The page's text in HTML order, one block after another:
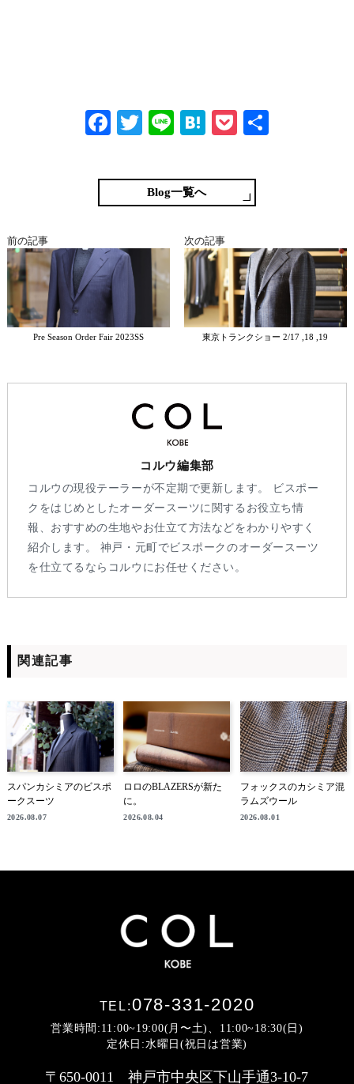
Fa
bo
ok
T
tte
r
Li
H
en
a
P
ke
t
Blog一覧へ
前の記事
Pre Season Order Fair 2023SS
次の記事
東京トランクショー 2/17 ,18 ,19
コルウ編集部
コルウの現役テーラーが不定期で更新します。 ビスポー
クをはじめとしたオーダースーツに関するお役立ち情
報、おすすめの生地やお仕立て方法などをわかりやすく
紹介します。 神戸・元町でビスポークのオーダースーツ
を仕立てるならコルウにお任せください。
関連記事
スパンカシミアのビスポ
ークスーツ
2026.08.07
ロロのBLAZERSが新た
に。
2026.08.04
フォックスのカシミア混
ラムズウール
2026.08.01
TEL:078-331-2020
営業時間:11:00~19:00(月〜土)、11:00~18:30(日)
定休日:水曜日(祝日は営業)
〒650-0011 神戸市中央区下山手通3-10-7